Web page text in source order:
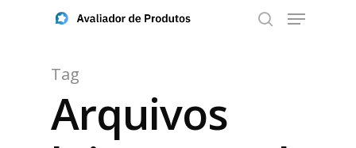
Aperte ENTER para buscar ou ESC para fechar
Tag
Arquivos